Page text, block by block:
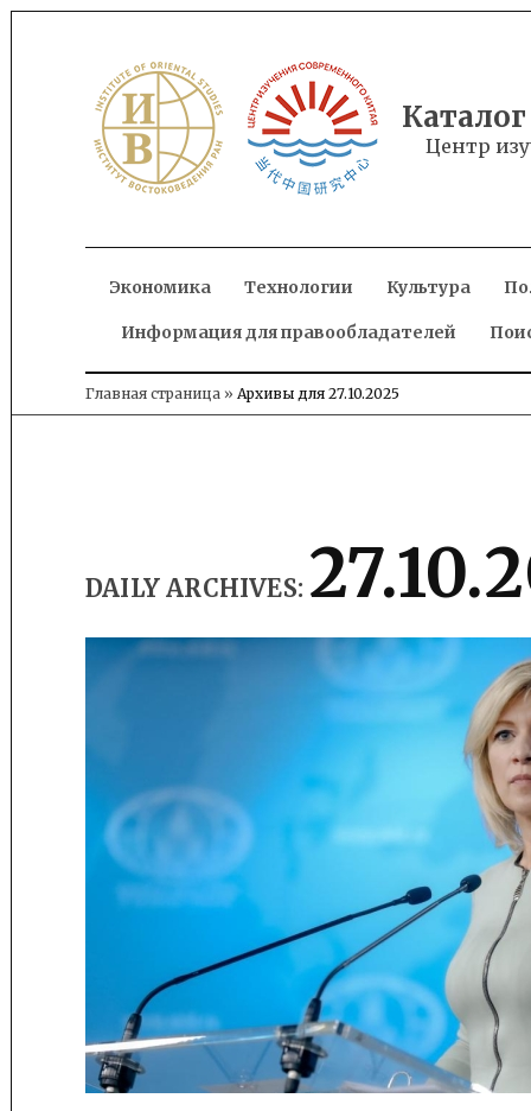
content
Центр
Экономика Технологии Культура
Информация для правообладателей
Главная страница » Архивы для 27.10.2025
DAILY ARCHIVES: